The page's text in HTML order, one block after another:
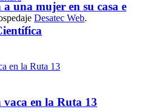
una mujer en su casa e
en la Ruta 13
Desatec Web.